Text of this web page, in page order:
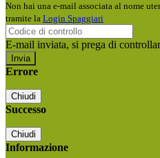
Non hai una e-mail associata al nome
tramite la Login Spaggiari
E-mail inviata, si prega di
Errore
Chiudi
Successo
Chiudi
Informazione